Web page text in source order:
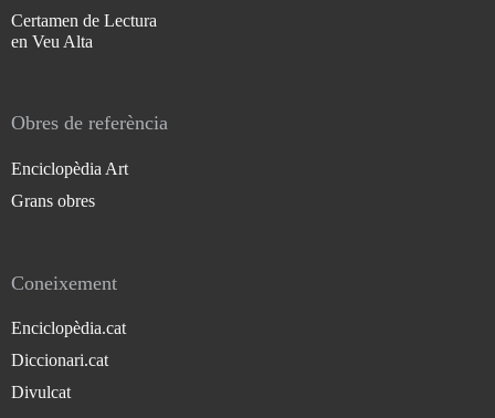
Certamen de Lectura
en Veu Alta
Obres de referència
Enciclopèdia Art
Grans obres
Coneixement
Enciclopèdia.cat
Diccionari.cat
Divulcat